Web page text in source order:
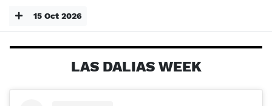
15 Oct 2026
LAS DALIAS WEEK